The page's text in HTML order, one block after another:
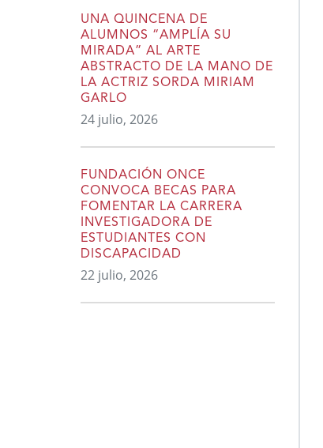
UNA QUINCENA DE
ALUMNOS “AMPLÍA SU
MIRADA” AL ARTE
ABSTRACTO DE LA MANO DE
LA ACTRIZ SORDA MIRIAM
GARLO
24 julio, 2026
FUNDACIÓN ONCE
CONVOCA BECAS PARA
FOMENTAR LA CARRERA
INVESTIGADORA DE
ESTUDIANTES CON
DISCAPACIDAD
22 julio, 2026